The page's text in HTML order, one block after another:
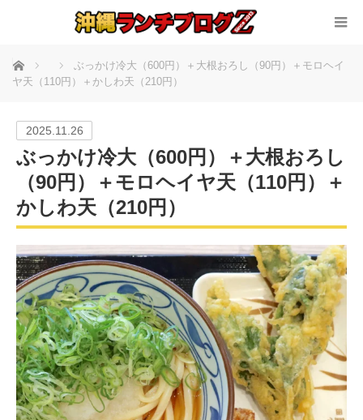
ホーム
ぶっかけ冷大（600円）＋大根おろし（90円）＋モロヘイ
ヤ天（110円）＋かしわ天（210円）
2025.11.26
ぶっかけ冷大（600円）＋大根おろし
（90円）＋モロヘイヤ天（110円）＋
かしわ天（210円）